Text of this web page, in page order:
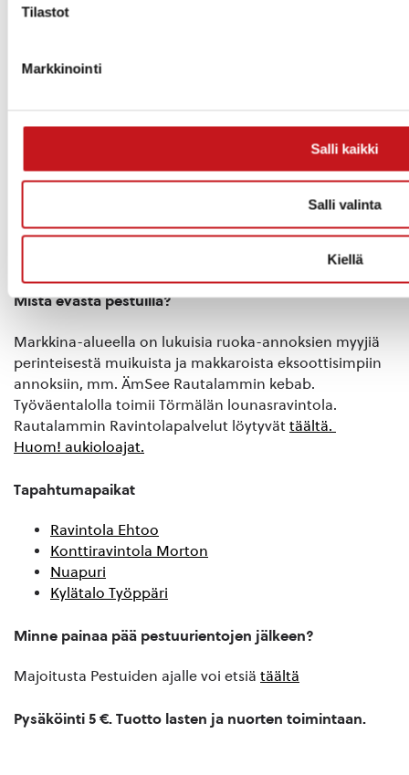
Tilastot
Markkinointi
Salli kaikki
Salli valinta
Kiellä
olevien linkkien kautta
Pestuugaalassa palkittiin yhdeksäntoista
Raittisoittokilpailun voitti Oulun_Keskusta ja
pestauksesta 380 € skeittiramppiin – Rautalampi.fi
Mistä evästä pestuilla?
Markkina-alueella on lukuisia ruoka-annoksien myyjiä
perinteisestä muikuista ja makkaroista eksoottisimpiin
annoksiin, mm. ÄmSee Rautalammin kebab.
Työväentalolla toimii Törmälän lounasravintola.
Rautalammin Ravintolapalvelut löytyvät täältä.
Huom! aukioloajat.
Tapahtumapaikat
Ravintola Ehtoo
Konttiravintola Morton
Nuapuri
Kylätalo Työppäri
Minne painaa pää pestuurientojen jälkeen?
Majoitusta Pestuiden ajalle voi etsiä täältä
Pysäköinti 5 €. Tuotto lasten ja nuorten toimintaan.